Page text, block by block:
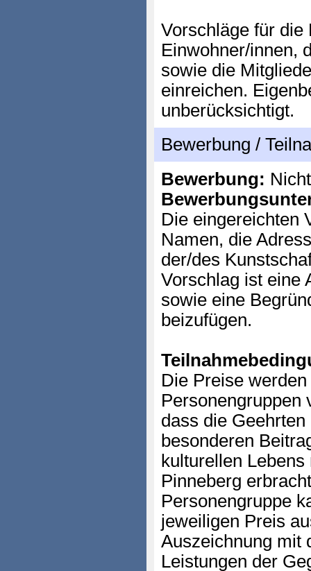
Vorschläge für die
Einwohner/innen,
sowie die
einreichen.
unberücksichtigt.
Bewerbung /
Bewerbung:
Die eingereichten
Namen, die
der/des
Vorschlag ist eine
sowie eine
beizufügen.
Die Preise
Personengruppen
dass die
besonderen
kulturellen
Pinneberg
Personengruppe
jeweiligen Preis
Auszeichnung mit
Leistungen der